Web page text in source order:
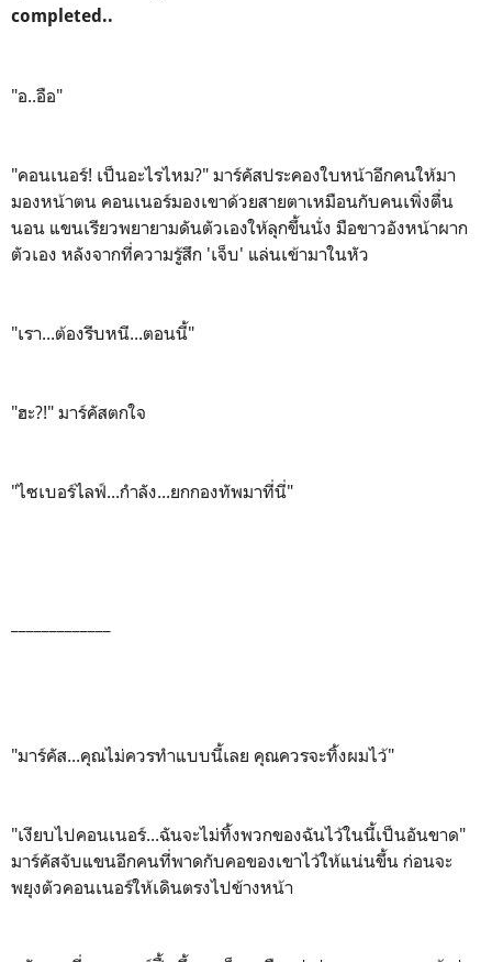
completed..
"อ..อือ"
"คอนเนอร์! เป็นอะไรไหม?" มาร์คัสประคองใบหน้าอีกคนให้มา
มองหน้าตน คอนเนอร์มองเขาด้วยสายตาเหมือนกับคนเพิ่งตื่น
นอน แขนเรียวพยายามดันตัวเองให้ลุกขึ้นนั่ง มือขาวอังหน้าผาก
ตัวเอง หลังจากที่ความรู้สึก 'เจ็บ' แล่นเข้ามาในหัว
"เรา...ต้องรีบหนี...ตอนนี้"
"ฮะ?!" มาร์คัสตกใจ
"ไซเบอร์ไลฟ์...กำลัง...ยกกองทัพมาที่นี่"
"มาร์คัส...คุณไม่ควรทำแบบนี้เลย คุณควรจะทิ้งผมไว้"
"เงียบไปคอนเนอร์...ฉันจะไม่ทิ้งพวกของฉันไว้ในนี้เป็นอันขาด"
มาร์คัสจับแขนอีกคนที่พาดกับคอของเขาไว้ให้แน่นขึ้น ก่อนจะ
พยุงตัวคอนเนอร์ให้เดินตรงไปข้างหน้า